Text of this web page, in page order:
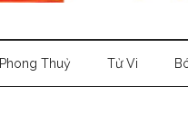
Phong Thuỷ Tử Vi